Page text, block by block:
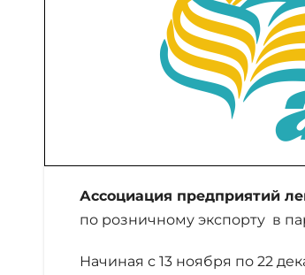
Ассоциация предприятий
по розничному экспорту в
Начиная с 13 ноября по 22